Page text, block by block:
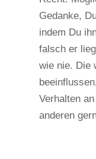
Gedanke,
indem Du
falsch er
wie nie. Die
Verhalten
anderen